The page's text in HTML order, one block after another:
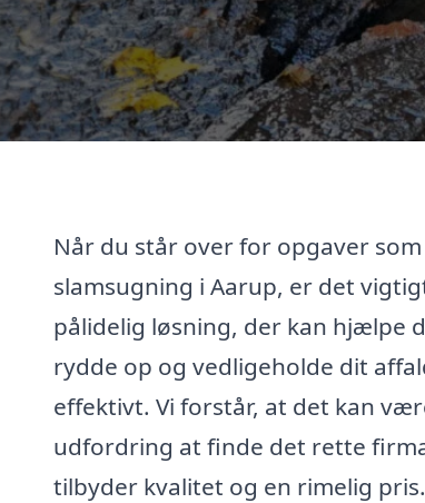
Når du står over for opgaver som
slamsugning i Aarup, er det
pålidelig løsning, der kan hjælpe
rydde op og vedligeholde dit
effektivt. Vi forstår, at det kan
udfordring at finde det rette
tilbyder kvalitet og en rimelig pris.